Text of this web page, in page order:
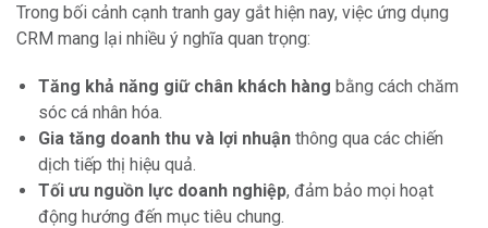
Trong bối cảnh cạnh tranh gay gắt hiện nay, việc ứng dụng
CRM mang lại nhiều ý nghĩa quan trọng:
Tăng khả năng giữ chân khách hàng bằng cách chăm
sóc cá nhân hóa.
Gia tăng doanh thu và lợi nhuận thông qua các chiến
dịch tiếp thị hiệu quả.
Tối ưu nguồn lực doanh nghiệp, đảm bảo mọi hoạt
động hướng đến mục tiêu chung.